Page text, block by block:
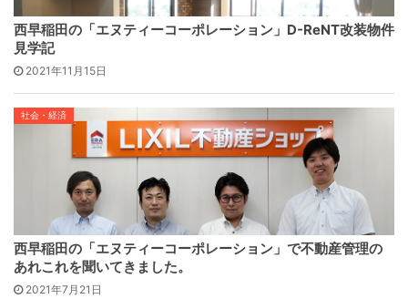
西早稲田の「エヌティーコーポレーション」D-ReNT改装物件
見学記
2021年11月15日
社会・経済
西早稲田の「エヌティーコーポレーション」で不動産管理の
あれこれを聞いてきました。
2021年7月21日